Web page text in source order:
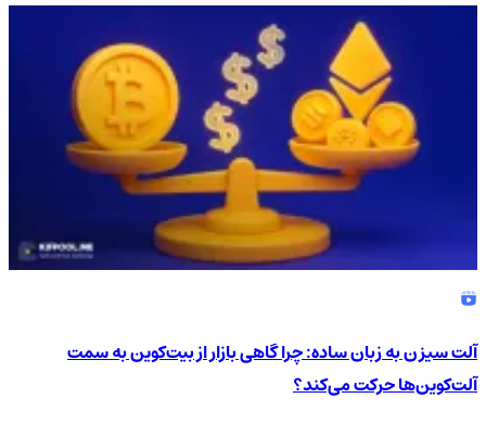
آلت سیزن به زبان ساده: چرا گاهی بازار از بیت‌کوین به سمت
آلت‌کوین‌ها حرکت می‌کند؟